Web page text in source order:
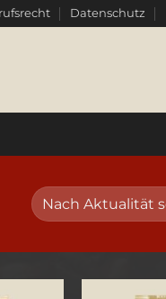
Datenschutz